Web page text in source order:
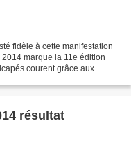
fidèle à cette manifestation
marque la 11e édition
courent grâce aux
résultat